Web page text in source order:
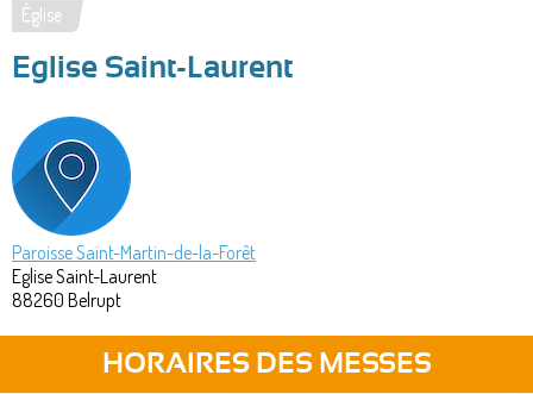
Vous
êtes
ici
Église
Eglise Saint-Laurent
Paroisse Saint-Martin-de-la-Forêt
Eglise Saint-Laurent
88260 Belrupt
HORAIRES DES MESSES